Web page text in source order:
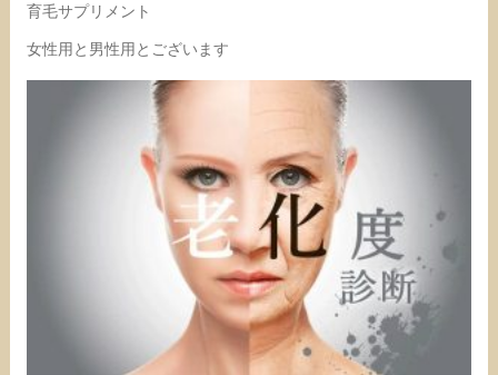
育毛サプリメント
女性用と男性用とございます